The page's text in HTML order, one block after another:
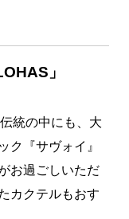
」
統の中にも、大
ク『サヴォイ』
お過ごしいただ
カクテルもおす